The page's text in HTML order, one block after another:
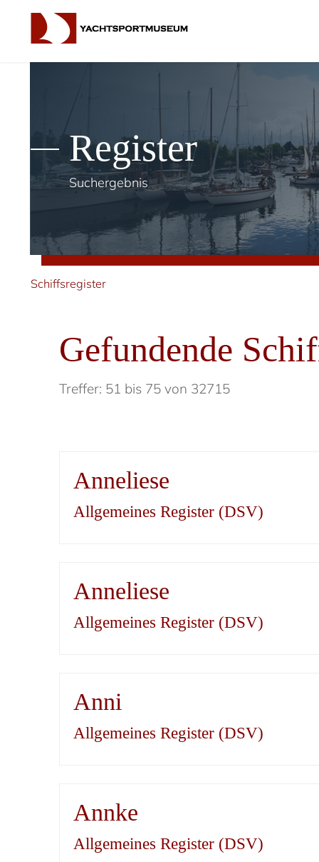
Register
Suchergebnis
Schiffsregister
Gefundende
Treffer: 51 bis 75 von 32715
Anneliese
Allgemeines Register (DSV)
Anneliese
Allgemeines Register (DSV)
Anni
Allgemeines Register (DSV)
Annke
Allgemeines Register (DSV)